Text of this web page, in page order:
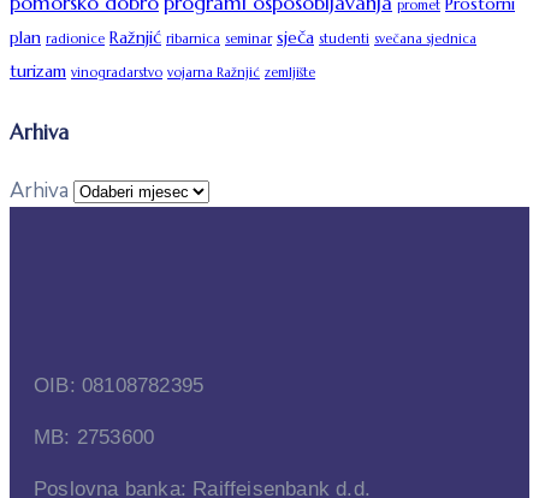
promet
plan radionice Ražnjić ribarnica seminar sječa studenti svečana sjednica
turizam vinogradarstvo vojarna Ražnjić zemljište
Arhiva
Arhiva
OIB: 08108782395
MB: 2753600
Poslovna banka: Raiffeisenbank d.d.